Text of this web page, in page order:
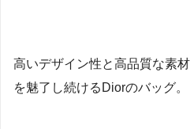
高いデザイン性と高品質な素
を魅了し続けるDiorのバッグ。